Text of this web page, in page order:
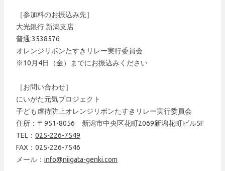
［参加料のお振込み先］
大光銀行 新潟支店
普通:3538576
オレンジリボンたすきリレー実行委員会
※10月4日（金）までにお振込みください
［お問い合わせ］
にいがた元気プロジェクト
子ども虐待防止オレンジリボンたすきリレー実行委員会
住所：〒951-8056 新潟市中央区花町2069新潟花町ビル5F
TEL： 025-226-7549
FAX：025-226-7546
メール： info@niigata-genki.com